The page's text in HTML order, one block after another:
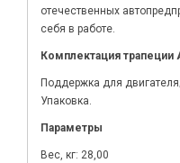
отечественных
себя в работе.
Комплектация трапеции
Поддержка для двигателя;
Упаковка.
Параметры
Вес, кг: 28,00